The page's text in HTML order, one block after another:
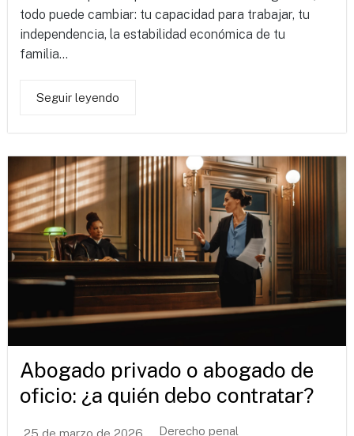
todo puede cambiar: tu capacidad para trabajar, tu
independencia, la estabilidad económica de tu
familia...
Seguir leyendo
Abogado privado o abogado de
oficio: ¿a quién debo contratar?
25 de marzo de 2026 Derecho penal